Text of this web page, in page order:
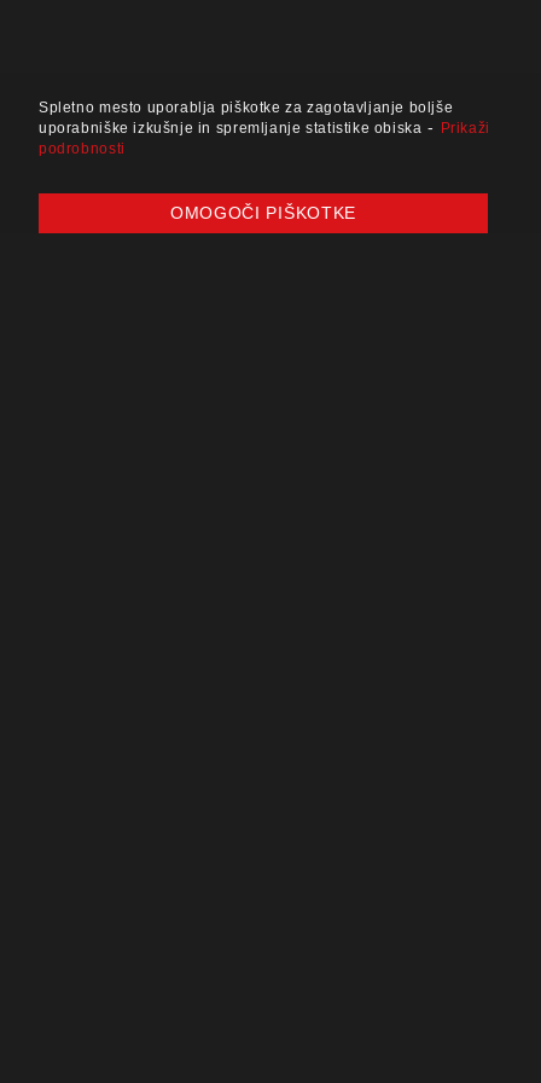
Spletno mesto uporablja piškotke za zagotavljanje boljše
uporabniške izkušnje in spremljanje statistike obiska -
Prikaži
podrobnosti
OMOGOČI PIŠKOTKE